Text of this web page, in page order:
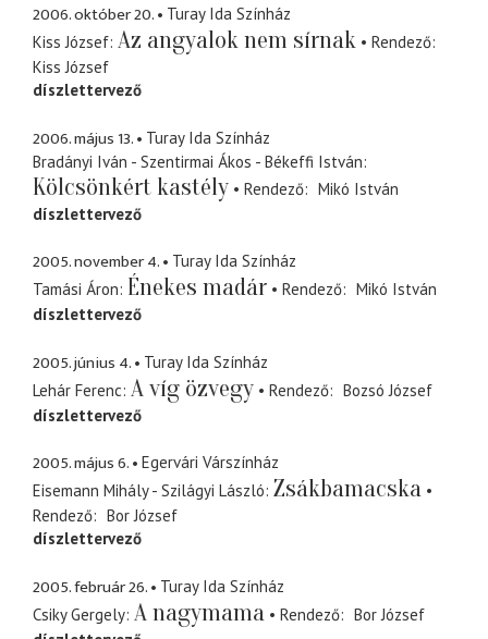
2006. október 20.
Turay Ida Színház
Kiss József Az angyalok nem sírnak
Rendező
Kiss József
díszlettervező
2006. május 13.
Turay Ida Színház
Bradányi Iván - Szentirmai Ákos - Békeffi István
Kölcsönkért kastély Rendező
Mikó István
díszlettervező
2005. november 4.
Turay Ida Színház
Tamási Áron Énekes madár Rendező
Mikó István
díszlettervező
2005. június 4.
Turay Ida Színház
Lehár Ferenc A víg özvegy Rendező
Bozsó József
díszlettervező
2005. május 6.
Egervári Várszínház
Eisemann Mihály - Szilágyi László Zsákbamacska
Rendező
Bor József
díszlettervező
2005. február 26.
Turay Ida Színház
Csiky Gergely A nagymama Rendező
Bor József